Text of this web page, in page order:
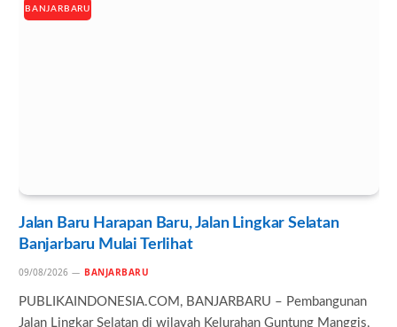
BANJARBARU
Jalan Baru Harapan Baru, Jalan Lingkar Selatan
Banjarbaru Mulai Terlihat
09/08/2026 BANJARBARU
PUBLIKAINDONESIA.COM, BANJARBARU – Pembangunan
Jalan Lingkar Selatan di wilayah Kelurahan Guntung Manggis,